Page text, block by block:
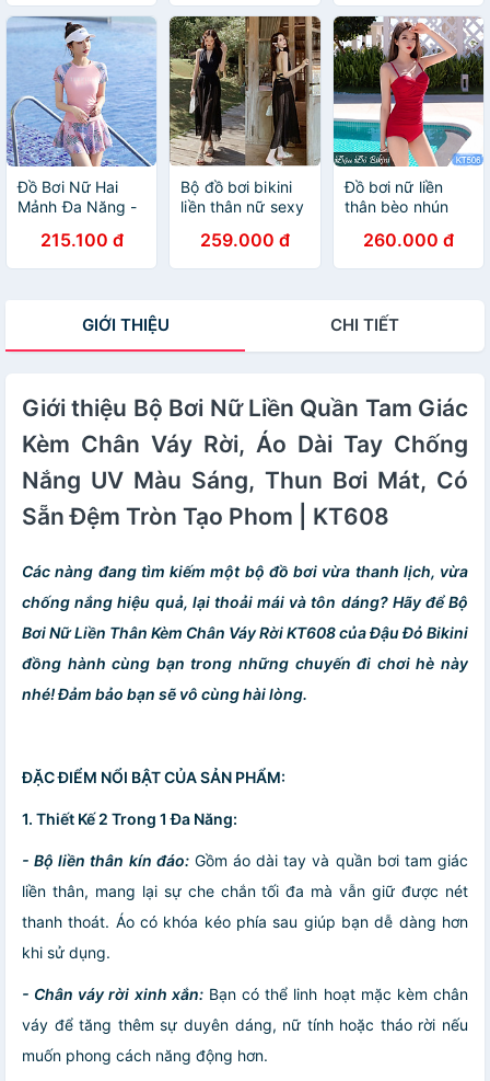
70kg) " HOT
HOT" - Đen, Đen
Đồ Bơi Nữ Hai
Mảnh Đa Năng -
Tạo Eo Thon Với
Váy Bơi, Chất
215.100 đ
Bộ đồ bơi bikini
liền thân nữ sexy
váy choàng -
B44
259.000 đ
Đồ bơi nữ liền
thân bèo nhún
một mảnh đơn
giản dễ mặc, tôn
chất thun bơi
260.000 đ
GIỚI THIỆU CHI TIẾT
Giới thiệu Bộ Bơi Nữ Liền Quần Tam Giác
Kèm Chân Váy Rời, Áo Dài Tay Chống
Nắng UV Màu Sáng, Thun Bơi Mát, Có
Sẵn Đệm Tròn Tạo Phom | KT608
Các nàng đang tìm kiếm một bộ đồ bơi vừa thanh lịch, vừa
chống nắng hiệu quả, lại thoải mái và tôn dáng? Hãy để Bộ
Bơi Nữ Liền Thân Kèm Chân Váy Rời KT608 của Đậu Đỏ Bikini
đồng hành cùng bạn trong những chuyến đi chơi hè này
nhé! Đảm bảo bạn sẽ vô cùng hài lòng.
ĐẶC ĐIỂM NỔI BẬT CỦA SẢN PHẨM:
1. Thiết Kế 2 Trong 1 Đa Năng:
- Bộ liền thân kín đáo:Gồm áo dài tay và quần bơi tam giác
liền thân, mang lại sự che chắn tối đa mà vẫn giữ được nét
thanh thoát. Áo có khóa kéo phía sau giúp bạn dễ dàng hơn
khi sử dụng.
- Chân váy rời xinh xắn:Bạn có thể linh hoạt mặc kèm chân
váy để tăng thêm sự duyên dáng, nữ tính hoặc tháo rời nếu
muốn phong cách năng động hơn.